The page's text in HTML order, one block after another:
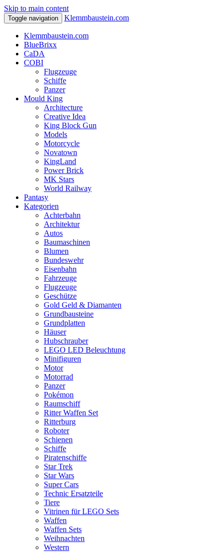
Skip to main content
Toggle navigation Klemmbaustein.com
Klemmbaustein.com
BlueBrixx
CaDA
COBI
Flugzeuge
Schiffe
Panzer
Mould King
Architecture
Creative Idea
King Block Gun
Models
Motorcycle
Novatown
KingLand
Power Brick
MK Stars
World Railway
Pantasy
Kategorien
Achterbahn
Architektur
Autos
Baumaschinen
Blumen
Bundeswehr
Eisenbahn
Fahrzeuge
Flugzeuge
Geschütze
Gold Geld & Diamanten
Grundbausteine
Grundplatten
Häuser
Hubschrauber
LEGO LED Beleuchtung
Minifiguren
Motor
Motorrad
Panzer
Pokémon
Raumschiff
Ritter Waffen Set
Ritterburg
Roboter
Schienen
Schiffe
Piratenschiffe
Star Trek
Star Wars
Super Cars
Technic Ersatzteile
Tiere
Vitrinen für LEGO Sets
Waffen
Waffen Sets
Weihnachten
Western